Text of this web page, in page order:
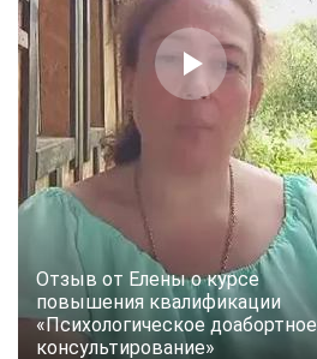
Отзыв от Елены о курсе
повышения квалификации
«Психологическое доабортное
консультирование»
Max